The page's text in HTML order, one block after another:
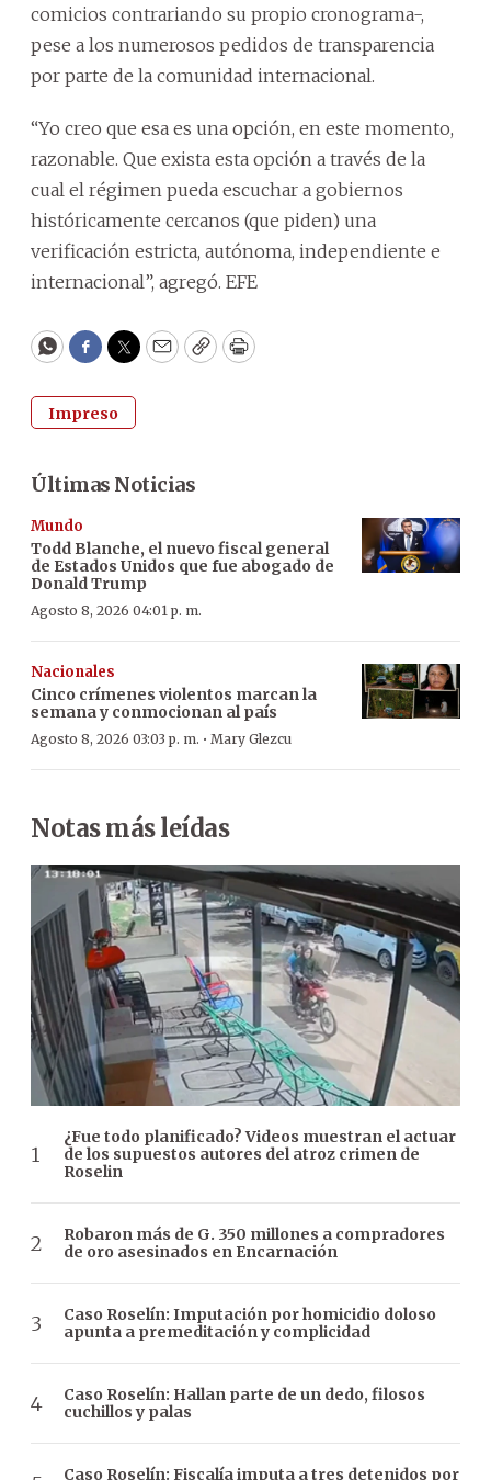
comicios contrariando su propio cronograma-,
pese a los numerosos pedidos de transparencia
por parte de la comunidad internacional.
“Yo creo que esa es una opción, en este momento,
razonable. Que exista esta opción a través de la
cual el régimen pueda escuchar a gobiernos
históricamente cercanos (que piden) una
verificación estricta, autónoma, independiente e
internacional”, agregó. EFE
WhatsApp
Facebook
Twitter
EmailCopyPrint
Impreso
Últimas Noticias
Mundo
Todd Blanche, el nuevo fiscal general
de Estados Unidos que fue abogado de
Donald Trump
Agosto 8, 2026 04:01 p. m.
Nacionales
Cinco crímenes violentos marcan la
semana y conmocionan al país
Agosto 8, 2026 03:03 p. m. · Mary Glezcu
Notas más leídas
¿Fue todo planificado? Videos muestran el actuar
de los supuestos autores del atroz crimen de
Roselin
Robaron más de G. 350 millones a compradores
de oro asesinados en Encarnación
Caso Roselín: Imputación por homicidio doloso
apunta a premeditación y complicidad
Caso Roselín: Hallan parte de un dedo, filosos
cuchillos y palas
Caso Roselín: Fiscalía imputa a tres detenidos por